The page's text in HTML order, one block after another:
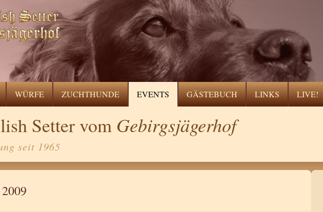
WÜRFE ZUCHTHUNDE EVENTS GÄSTEBUCH LINKS LIVE!
Setter vom Gebirgsjägerhof
seit 1965